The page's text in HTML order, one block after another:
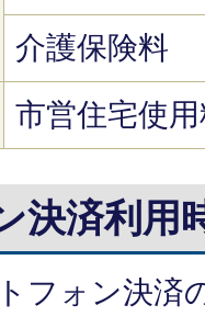
介護保険料
市営住宅使
決済利用
フォン決済